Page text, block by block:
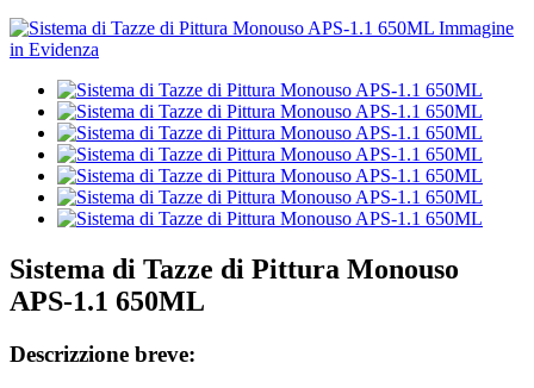
Sistema di Tazze di Pittura Monouso
APS-1.1 650ML
Descrizzione breve: